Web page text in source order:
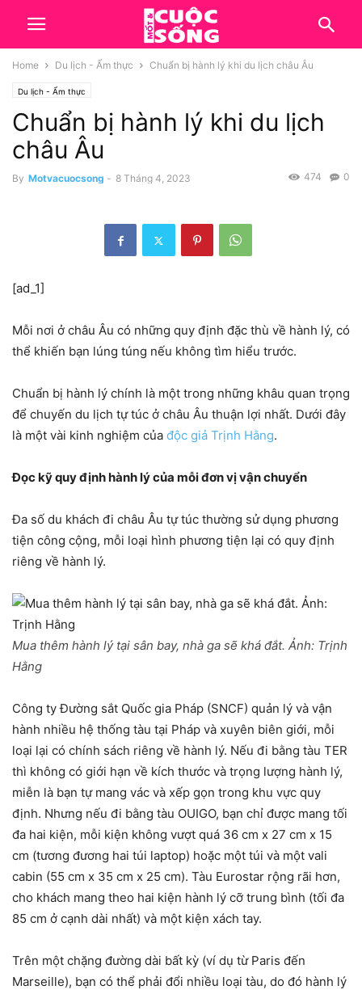
Home Du lịch - Ẩm thực Chuẩn bị hành lý khi du lịch châu Âu
Du lịch - Ẩm thực
Chuẩn bị hành lý khi du lịch
châu Âu
By Motvacuocsong - 8 Tháng 4, 2023 0
474
[ad_1]
Mỗi nơi ở châu Âu có những quy định đặc thù về hành lý, có
thể khiến bạn lúng túng nếu không tìm hiểu trước.
Chuẩn bị hành lý chính là một trong những khâu quan trọng
để chuyến du lịch tự túc ở châu Âu thuận lợi nhất. Dưới đây
là một vài kinh nghiệm của độc giả Trịnh Hằng.
Đọc kỹ quy định hành lý của mỗi đơn vị vận chuyển
Đa số du khách đi châu Âu tự túc thường sử dụng phương
tiện công cộng, mỗi loại hình phương tiện lại có quy định
riêng về hành lý.
Mua thêm hành lý tại sân bay, nhà ga sẽ khá đắt. Ảnh: Trịnh
Hằng
Công ty Đường sắt Quốc gia Pháp (SNCF) quản lý và vận
hành nhiều hệ thống tàu tại Pháp và xuyên biên giới, mỗi
loại lại có chính sách riêng về hành lý. Nếu đi bằng tàu TER
thì không có giới hạn về kích thước và trọng lượng hành lý,
miễn là bạn tự mang vác và xếp gọn trong khu vực quy
định. Nhưng nếu đi bằng tàu OUIGO, bạn chỉ được mang tối
đa hai kiện, mỗi kiện không vượt quá 36 cm x 27 cm x 15
cm (tương đương hai túi laptop) hoặc một túi và một vali
cabin (55 cm x 35 cm x 25 cm). Tàu Eurostar rộng rãi hơn,
cho khách mang theo hai kiện hành lý cỡ trung bình (tối đa
85 cm ở cạnh dài nhất) và một kiện xách tay.
Trên một chặng đường dài bất kỳ (ví dụ từ Paris đến
Marseille), bạn có thể phải đổi nhiều loại tàu, do đó hành lý